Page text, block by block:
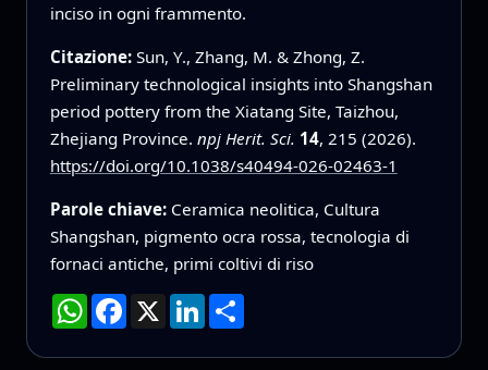
inciso in ogni frammento.
Citazione: Sun, Y., Zhang, M. & Zhong, Z.
Preliminary technological insights into Shangshan
period pottery from the Xiatang Site, Taizhou,
Zhejiang Province. npj Herit. Sci. 14, 215 (2026).
https://doi.org/10.1038/s40494-026-02463-1
Parole chiave: Ceramica neolitica, Cultura
Shangshan, pigmento ocra rossa, tecnologia di
fornaci antiche, primi coltivi di riso
WhatsApp
Facebook
X LinkedInCondividi